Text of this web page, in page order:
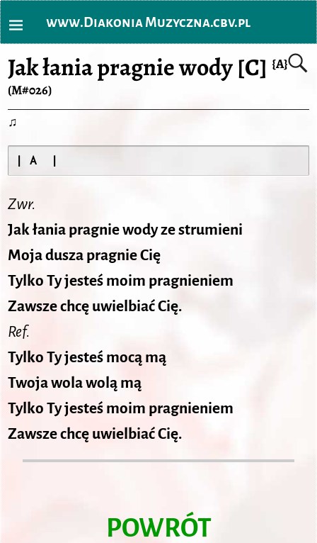
www.Diakonia Muzyczna.cbv.pl
Jak łania pragnie wody [C] {A}
(M#026)
♫
Zwr.
Jak łania pragnie wody ze strumieni
Moja dusza pragnie Cię
Tylko Ty jesteś moim pragnieniem
Zawsze chcę uwielbiać Cię.
Ref.
Tylko Ty jesteś mocą mą
Twoja wola wolą mą
Tylko Ty jesteś moim pragnieniem
Zawsze chcę uwielbiać Cię.
POWRÓT